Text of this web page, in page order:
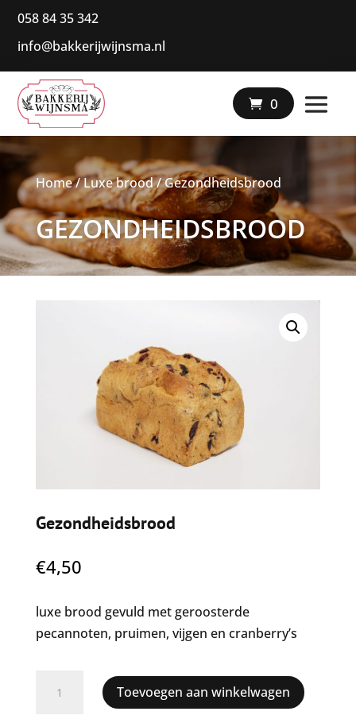
058 84 35 342
|
info@bakkerijwijnsma.nl
0
Home/Luxe brood/ Gezondheidsbrood
GEZONDHEIDSBROOD
Gezondheidsbrood
€4,50
luxe brood gevuld met geroosterde
pecannoten, pruimen, vijgen en cranberry’s
Gezondheidsbrood
aantal
Toevoegen aan winkelwagen